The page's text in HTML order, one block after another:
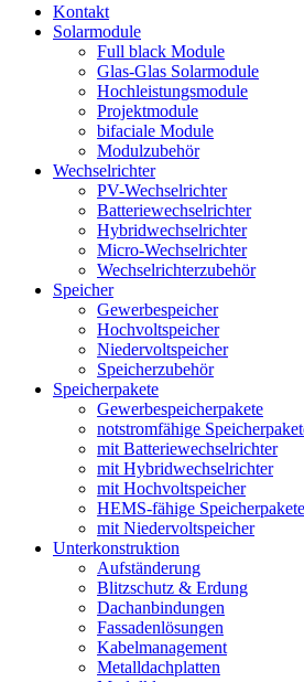
Kontakt
Solarmodule
Full black Module
Glas-Glas Solarmodule
Hochleistungsmodule
Projektmodule
bifaciale Module
Modulzubehör
Wechselrichter
PV-Wechselrichter
Batteriewechselrichter
Hybridwechselrichter
Micro-Wechselrichter
Wechselrichterzubehör
Speicher
Gewerbespeicher
Hochvoltspeicher
Niedervoltspeicher
Speicherzubehör
Speicherpakete
Gewerbespeicherpakete
notstromfähige
mit Batteriewechselrichter
mit Hybridwechselrichter
mit Hochvoltspeicher
HEMS-fähige Speicherpakete
mit Niedervoltspeicher
Unterkonstruktion
Aufständerung
Blitzschutz & Erdung
Dachanbindungen
Fassadenlösungen
Kabelmanagement
Metalldachplatten